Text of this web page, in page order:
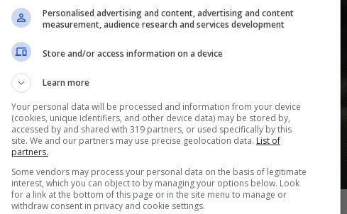
cosa succederà nei prossimi giorni e se
di aspettare ancora un po’ di tempo prima di
svolta alla stagione.
Personalised advertising and content, advertising and content
measurement, audience research and services development
Store and/or access information on a device
Learn more
Your personal data will be processed and information from your device
(cookies, unique identifiers, and other device data) may be stored by,
accessed by and shared with 319 partners, or used specifically by this
site. We and our partners may use precise geolocation data. List of
partners.
Some vendors may process your personal data on the basis of legitimate
interest, which you can object to by managing your options below. Look
for a link at the bottom of this page or in the site menu to manage or
withdraw consent in privacy and cookie settings.